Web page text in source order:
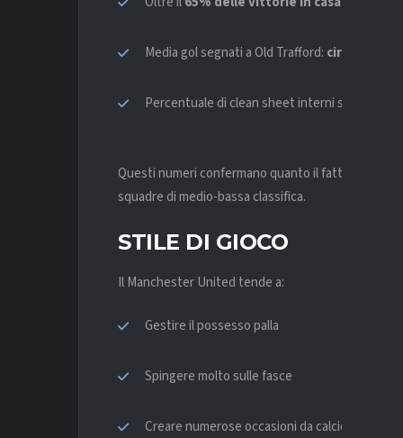
Media gol segnati a Old Trafford: circa 2 gol a
Percentuale di clean sheet interni superiore al
Questi numeri confermano quanto il fattore
squadre di medio-bassa classifica.
STILE DI GIOCO
Il Manchester United tende a:
Gestire il possesso palla
Spingere molto sulle fasce
Creare numerose occasioni da calcio piazzato